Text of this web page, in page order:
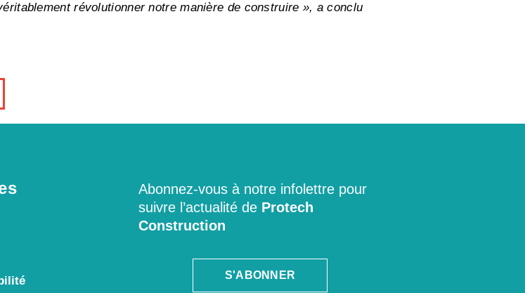
révolutionner notre manière de construire », a conclu
Abonnez-vous à notre infolettre pour
suivre l’actualité de Protech
Construction
S'ABONNER